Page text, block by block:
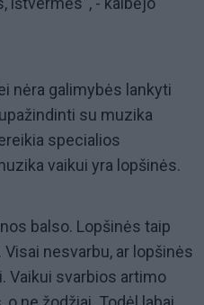
nėra galimybės lankyti
su muzika
specialios
vaikui yra lopšinės.
balso. Lopšinės taip
nesvarbu, ar lopšinės
Vaikui svarbios artimo